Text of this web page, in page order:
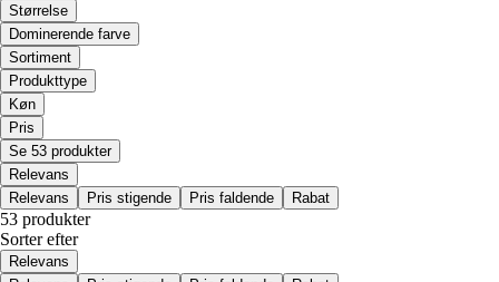
Størrelse
Dominerende farve
Sortiment
Produkttype
Køn
Pris
Se 53 produkter
Relevans
Relevans
Pris stigende Pris faldende Rabat
53 produkter
Sorter efter
Relevans